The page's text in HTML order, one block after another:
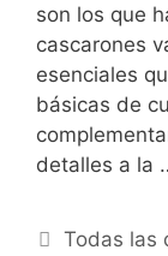
son los que
cascarones
esenciales
básicas de
detalles a la
Categorías
Todas las